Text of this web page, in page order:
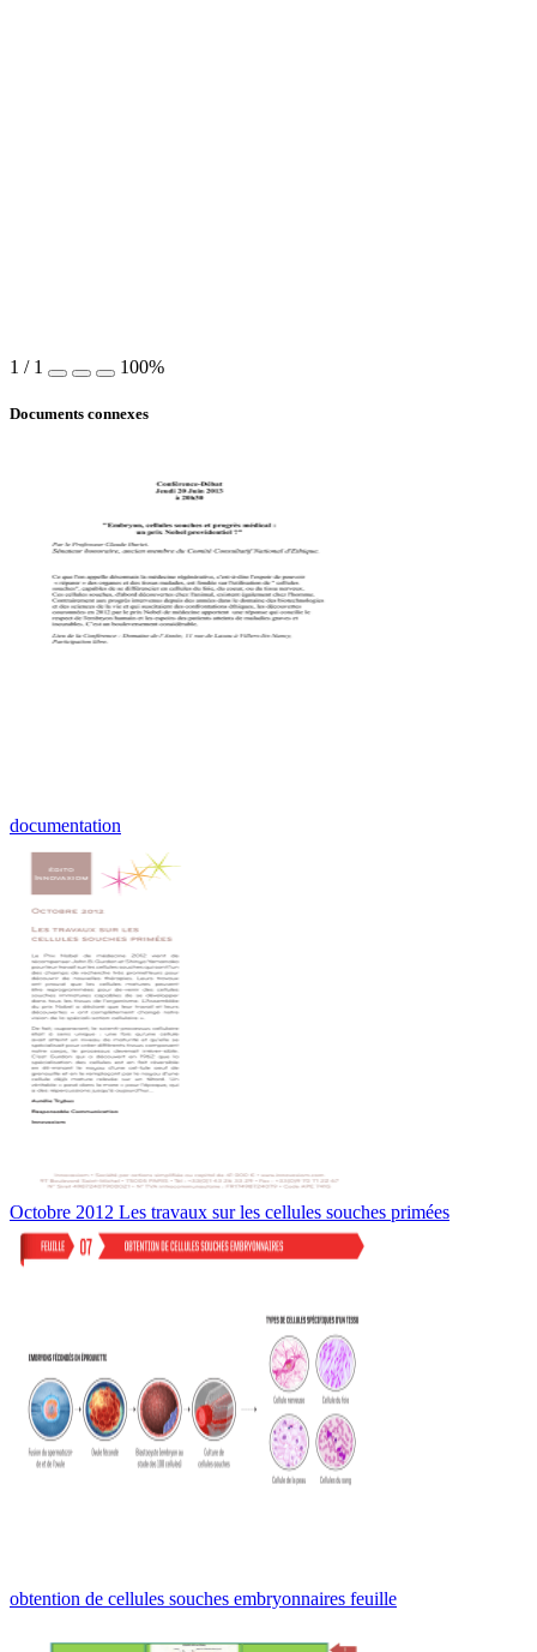
1 / 1 100%
Documents connexes
documentation
Octobre 2012 Les travaux sur les cellules souches primées
obtention de cellules souches embryonnaires feuille